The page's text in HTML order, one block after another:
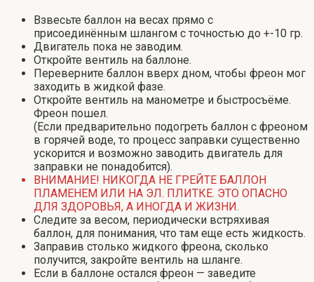
Взвесьте баллон на весах прямо с
присоединённым шлангом с точностью до +-10 гр.
Двигатель пока не заводим.
Откройте вентиль на баллоне.
Переверните баллон вверх дном, чтобы фреон мог
заходить в жидкой фазе.
Откройте вентиль на манометре и быстросъёме.
Фреон пошел.
(Если предварительно подогреть баллон с фреоном
в горячей воде, то процесс заправки существенно
ускорится и возможно заводить двигатель для
заправки не понадобится).
ВНИМАНИЕ! НИКОГДА НЕ ГРЕЙТЕ БАЛЛОН
ПЛАМЕНЕМ ИЛИ НА ЭЛ. ПЛИТКЕ. ЭТО ОПАСНО
ДЛЯ ЗДОРОВЬЯ, А ИНОГДА И ЖИЗНИ.
Следите за весом, периодически встряхивая
баллон, для понимания, что там еще есть жидкость.
Заправив столько жидкого фреона, сколько
получится, закройте вентиль на шланге.
Если в баллоне остался фреон — заведите